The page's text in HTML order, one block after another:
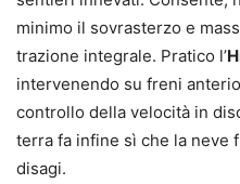
minimo il sovrasterzo e
trazione integrale. Pratico l’
intervenendo su freni
controllo della velocità in
terra fa infine sì che la neve
disagi.